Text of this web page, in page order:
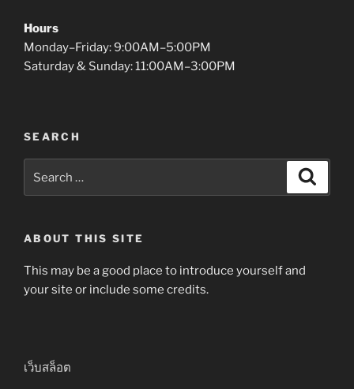
Hours
Monday–Friday: 9:00AM–5:00PM
Saturday & Sunday: 11:00AM–3:00PM
SEARCH
for:
ABOUT THIS SITE
This may be a good place to introduce yourself and
your site or include some credits.
เว็บสล็อต